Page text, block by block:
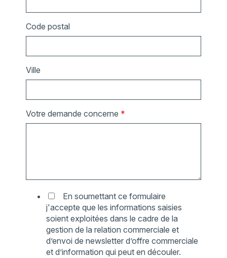
Code postal
Ville
Votre demande concerne *
En soumettant ce formulaire
j'accepte que les informations saisies
soient exploitées dans le cadre de la
gestion de la relation commerciale et
d’envoi de newsletter d’offre commerciale
et d’information qui peut en découler.